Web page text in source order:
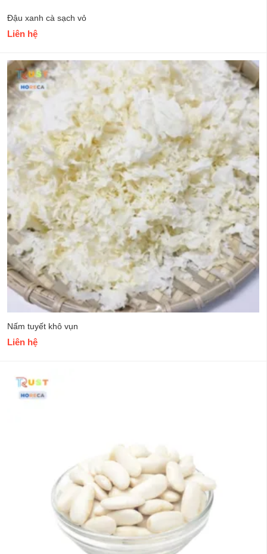
Đậu xanh cà sạch vỏ
Liên hệ
Nấm tuyết khô vụn
Liên hệ